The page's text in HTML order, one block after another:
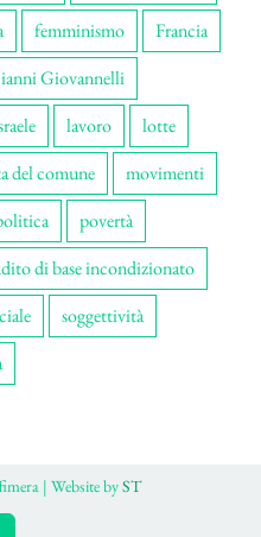
femminismo
Francia
Giovannelli
lavoro
lotte
del comune
movimenti
povertà
di base incondizionato
soggettività
| Website byST